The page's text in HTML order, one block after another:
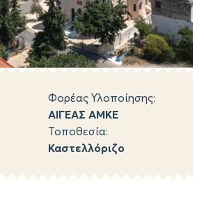
Φορέας Υλοποίησης:
ΑΙΓΕΑΣ ΑΜΚΕ
Τοποθεσία:
Καστελλόριζο